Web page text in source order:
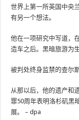
世界上第一所英国中央
有另一个想法。
他在一项研究中写道，
造车之后。黑暗旅游为
被判处终身监禁的查尔
从那以后，他的遗产和
罪50周年表明洛杉矶黑
展。 – dpa